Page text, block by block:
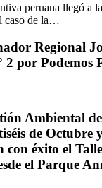
peruana llegó a
caso de la…
Regional
2 por Podemos
Ambiental
de Octubre
éxito el
el Parque